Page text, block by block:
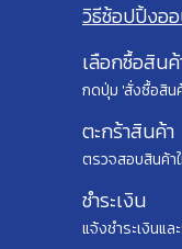
วิธีซ้อปปิ้งอ
เลือกซื้อสิน
กดปุ่ม 'สั่งซื้อสิน
ตะกร้าสินค้า
ตรวจสอบสินค้า
ชำระเงิน
แจ้งชำระเงินแ